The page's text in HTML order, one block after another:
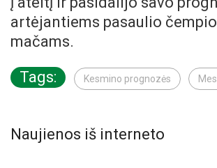
artėjantiems pasaulio
mačams.
Tags: Kesmino prognozės
Naujienos iš interneto